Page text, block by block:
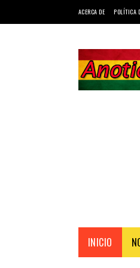
ACERCA DE POLÍTICA
INICIO